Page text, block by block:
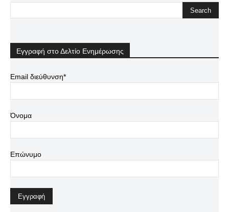
Εγγραφή στο Δελτίο Ενημέρωσης
Email διεύθυνση*
Όνομα
Επώνυμο